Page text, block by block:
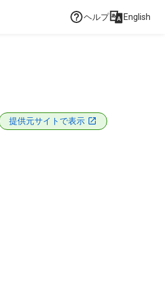
ヘルプ English
提供元サイトで表示